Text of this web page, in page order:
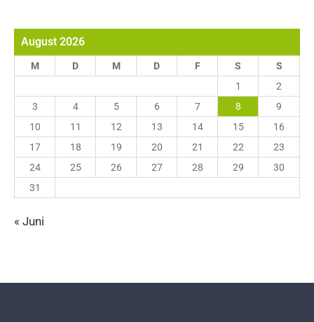
August 2026
M D M D F S
S
1
2
3
4 5 6 7 8
9
10
11 12 13 14 15
16
17
18 19 20 21 22
23
24
25 26 27 28 29
30
31
« Juni